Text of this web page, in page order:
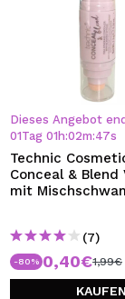
Dieses Angebot
01Tag 01 h:02m:47s
Technic
Conceal & Blend
mit
(7)
-80% 0,40€1,99€
KAUFEN